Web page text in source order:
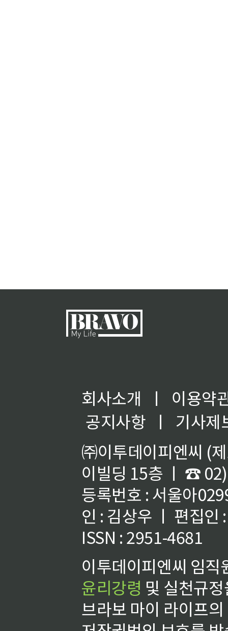
회사소개 ㅣ
이용약
공지사항
ㅣ
기사제
㈜이투데이피엔씨 (
이빌딩 15층 ㅣ ☎
등록번호 : 서울아
인 : 김상우 ㅣ 편집인
ISSN : 2951-4681
이투데이피엔씨 임
윤리강령 및 실천규
브라보 마이 라이프